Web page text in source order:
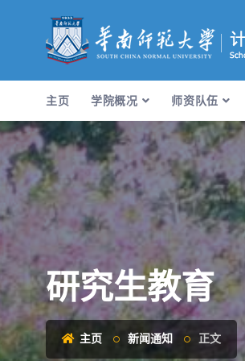
主页 学院概况 师资队伍
研究生教育
主页 新闻通知 正文